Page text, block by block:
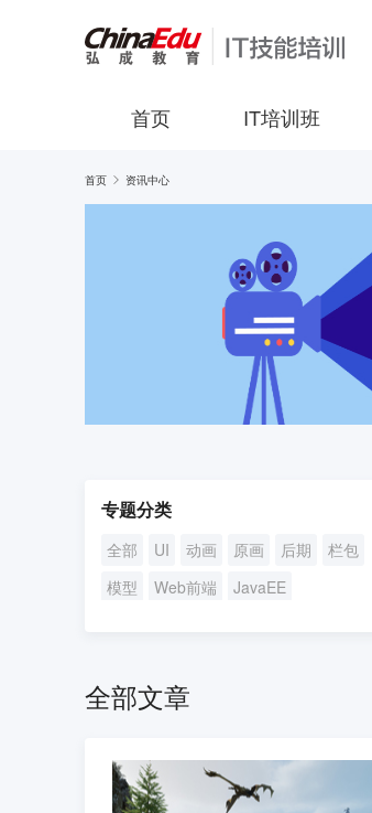
首页 IT培训班
首页 资讯中心
专题分类
全部 UI 动画 原画 后期
栏包
模型
Web前端
JavaEE
全部文章